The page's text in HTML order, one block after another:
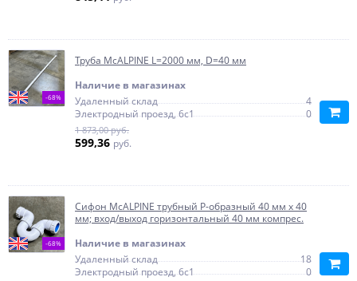
-68%
Труба McALPINE L=2000 мм, D=40 мм
Наличие в магазинах
Удаленный склад
4
Электродный проезд, 6с1
0
1 873,00 руб.
599,36 руб.
-68%
Сифон McALPINE трубный Р-образный 40 мм х 40
мм; вход/выход горизонтальный 40 мм компрес.
Наличие в магазинах
Удаленный склад
18
Электродный проезд, 6с1
0